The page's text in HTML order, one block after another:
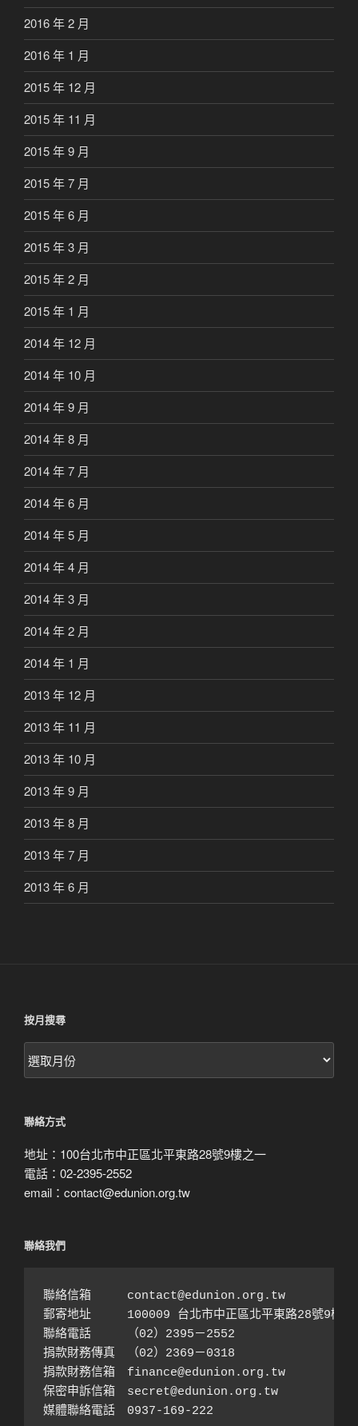
2016 年 2 月
2016 年 1 月
2015 年 12 月
2015 年 11 月
2015 年 9 月
2015 年 7 月
2015 年 6 月
2015 年 3 月
2015 年 2 月
2015 年 1 月
2014 年 12 月
2014 年 10 月
2014 年 9 月
2014 年 8 月
2014 年 7 月
2014 年 6 月
2014 年 5 月
2014 年 4 月
2014 年 3 月
2014 年 2 月
2014 年 1 月
2013 年 12 月
2013 年 11 月
2013 年 10 月
2013 年 9 月
2013 年 8 月
2013 年 7 月
2013 年 6 月
按月搜尋
按
月
聯絡方式
地址：100台北市中正區北平東路28號9樓之一
電話：02-2395-2552
email：contact@edunion.org.tw
聯絡我們
聯絡信箱　　　contact@edunion.org.tw
郵寄地址　　　100009 台北市中正區北平東路28號9樓之
聯絡電話　　　（02）2395－2552
捐款財務傳真　（02）2369－0318
捐款財務信箱　finance@edunion.org.tw
保密申訴信箱　secret@edunion.org.tw
媒體聯絡電話　0937-169-222